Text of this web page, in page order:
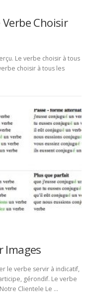
Choisir
Le verbe choisir à tous
choisir à tous les
Images
le verbe servir à indicatif,
gérondif. Le verbe
Clientele Le …